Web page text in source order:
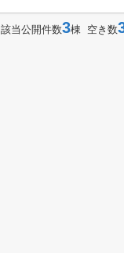
該当公開件数3棟 空き数